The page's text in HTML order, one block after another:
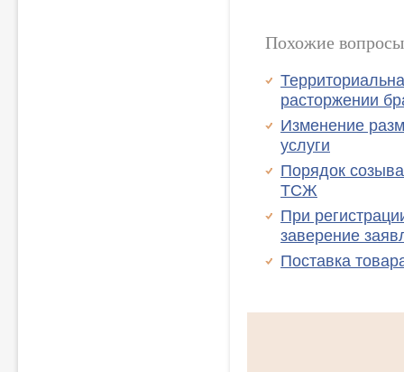
Похожие вопросы
расторжении
Изменение
услуги
Порядок
ТСЖ
При
заверение
Поставка